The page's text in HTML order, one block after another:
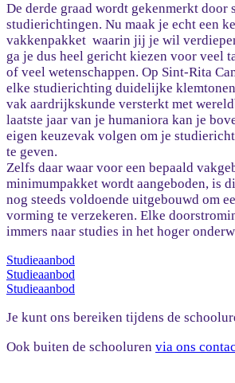
De derde graad wordt gekenmerkt door
studierichtingen. Nu maak je echt een
vakkenpakket waarin jij je wil
ga je dus heel gericht kiezen voor veel
of veel wetenschappen. Op Sint-Rita
elke studierichting duidelijke
vak aardrijkskunde versterkt met
laatste jaar van je humaniora kan je
eigen keuzevak volgen om je
te geven.
Zelfs daar waar voor een bepaald
minimumpakket wordt aangeboden, is
nog steeds voldoende uitgebouwd om
vorming te verzekeren. Elke
immers naar studies in het hoger
Studieaanbod
Studieaanbod
Studieaanbod
Je kunt ons bereiken tijdens de
Ook buiten de schooluren via ons